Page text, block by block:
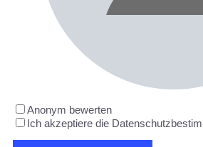
Anonym bewerten
Ich akzeptiere die